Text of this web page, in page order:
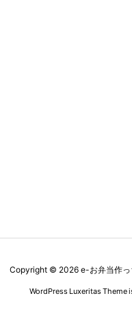
Copyright © 2026 e-お弁当作
WordPress Luxeritas Theme